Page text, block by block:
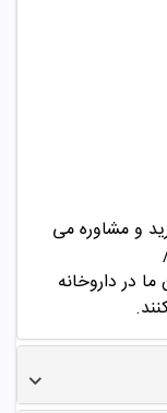
و مشاوره می
/
در داروخانه